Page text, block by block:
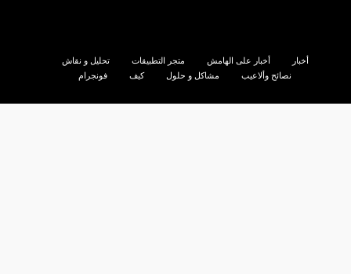
أخبار أخبار على الهامش متجر التطبيقات
تحليل و نقاش
نصائح وألاعيب
مشاكل و حلول كيف فونجرام